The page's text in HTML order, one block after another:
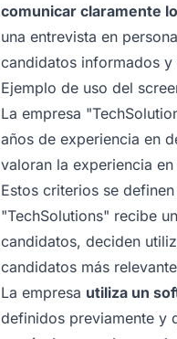
comunicar claramente
una entrevista en
candidatos informados
Ejemplo de uso del
La empresa
años de experiencia en
valoran la experiencia
Estos criterios se
"TechSolutions" recibe
candidatos, deciden
candidatos más
La empresa utiliza un
definidos previamente y